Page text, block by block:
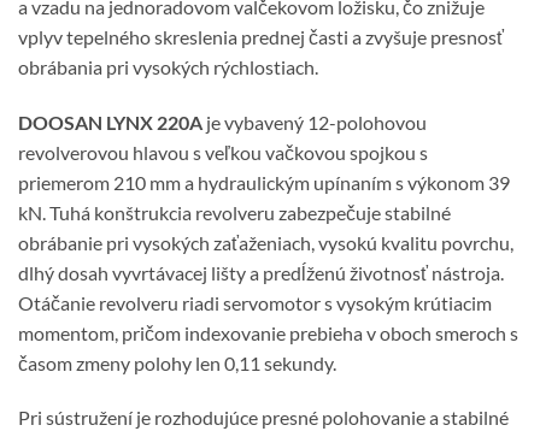
a vzadu na jednoradovom valčekovom ložisku, čo znižuje
vplyv tepelného skreslenia prednej časti a zvyšuje presnosť
obrábania pri vysokých rýchlostiach.
DOOSAN LYNX 220A je vybavený 12-polohovou
revolverovou hlavou s veľkou vačkovou spojkou s
priemerom 210 mm a hydraulickým upínaním s výkonom 39
kN. Tuhá konštrukcia revolveru zabezpečuje stabilné
obrábanie pri vysokých zaťaženiach, vysokú kvalitu povrchu,
dlhý dosah vyvrtávacej lišty a predĺženú životnosť nástroja.
Otáčanie revolveru riadi servomotor s vysokým krútiacim
momentom, pričom indexovanie prebieha v oboch smeroch s
časom zmeny polohy len 0,11 sekundy.
Pri sústružení je rozhodujúce presné polohovanie a stabilné